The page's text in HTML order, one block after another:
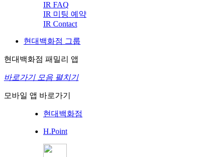
IR FAQ
IR 미팅 예약
IR Contact
현대백화점 그룹
현대백화점 패밀리 앱
바로가기 모음 펼치기
모바일 앱 바로가기
현대백화점
H.Point